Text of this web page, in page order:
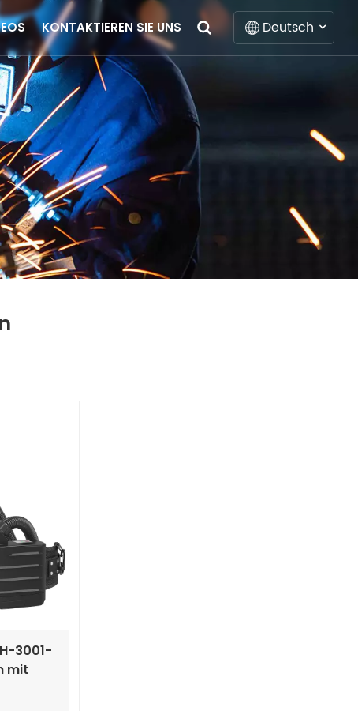
KONTAKTIEREN SIE UNS Deutsch
Español
3001-
mit